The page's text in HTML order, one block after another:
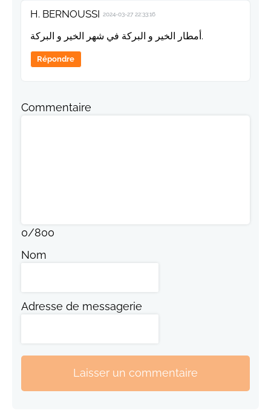
H. BERNOUSSI 2024-03-27 22:33:16
أمطار الخير و البركة في شهر الخير و البركة.
Répondre
Commentaire
0/800
Nom
Adresse de messagerie
Laisser un commentaire